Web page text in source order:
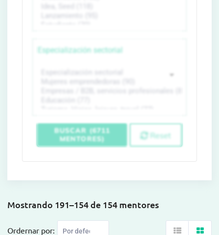
Especialización sectorial
BUSCAR (6711
MENTORES)
Reset
Mostrando 191–154 de 154 mentores
Ordernar por: